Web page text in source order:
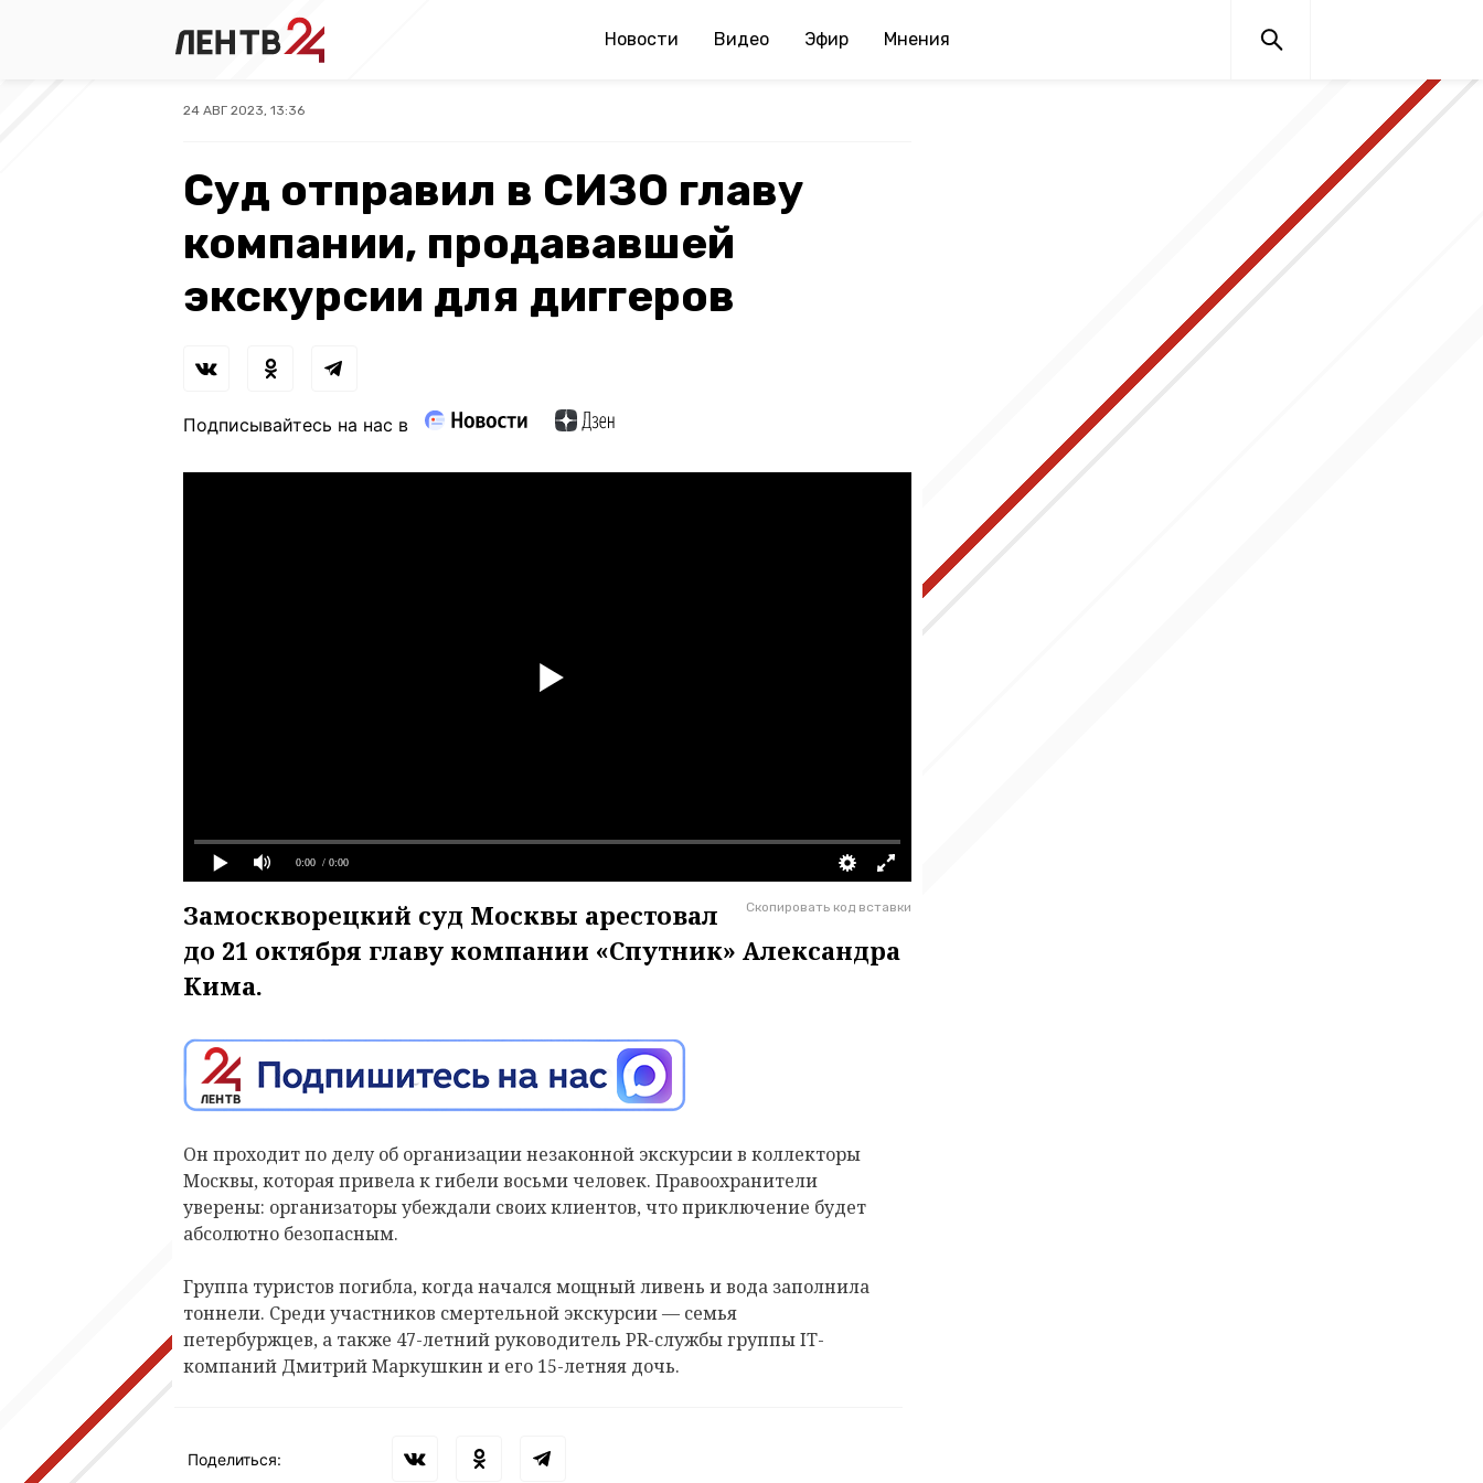
Новости Видео Эфир Мнения
24 АВГ 2023, 13:36
Суд отправил в СИЗО главу
компании, продававшей
экскурсии для диггеров
Подписывайтесь на нас в
0:00 / 0:00
Скопировать код вставки
Замоскворецкий суд Москвы арестовал
до 21 октября главу компании «Спутник» Александра
Кима.
Он проходит по делу об организации незаконной экскурсии в коллекторы
Москвы, которая привела к гибели восьми человек. Правоохранители
уверены: организаторы убеждали своих клиентов, что приключение будет
абсолютно безопасным.
Группа туристов погибла, когда начался мощный ливень и вода заполнила
тоннели. Среди участников смертельной экскурсии — семья
петербуржцев, а также 47-летний руководитель PR-службы группы IT-
компаний Дмитрий Маркушкин и его 15-летняя дочь.
Поделиться: